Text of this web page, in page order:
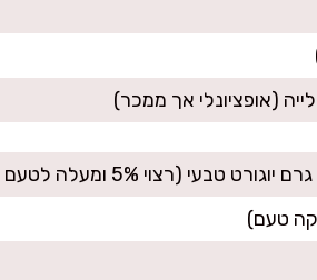
(אופציונלי אך ממכר)